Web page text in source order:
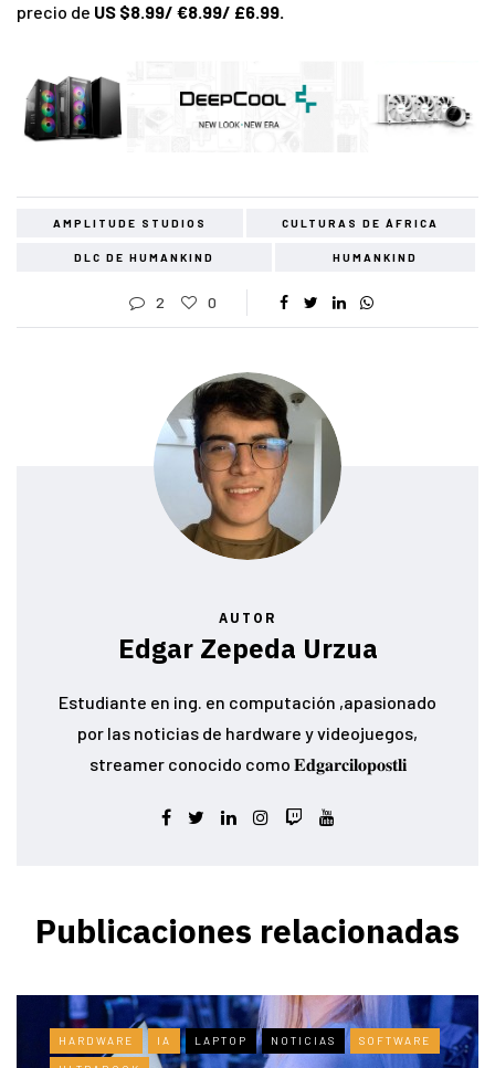
precio de US $8.99/ €8.99/ £6.99.
AMPLITUDE STUDIOS CULTURAS DE ÁFRICA
DLC DE HUMANKIND HUMANKIND
2 0
AUTOR
Edgar Zepeda Urzua
Estudiante en ing. en computación ,apasionado
por las noticias de hardware y videojuegos,
streamer conocido como 𝐄𝐝𝐠𝐚𝐫𝐜𝐢𝐥𝐨𝐩𝐨𝐬𝐭𝐥𝐢
Publicaciones relacionadas
HARDWARE IA LAPTOP NOTICIAS SOFTWARE